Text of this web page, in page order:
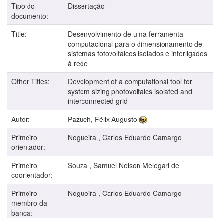
Tipo do
documento:
Dissertação
Title:
Desenvolvimento de uma ferramenta
computacional para o dimensionamento de
sistemas fotovoltaicos isolados e interligados
à rede
Other Titles:
Development of a computational tool for
system sizing photovoltaics isolated and
interconnected grid
Autor:
Pazuch, Félix Augusto
Primeiro
orientador:
Nogueira , Carlos Eduardo Camargo
Primeiro
coorientador:
Souza , Samuel Nelson Melegari de
Primeiro
membro da
banca:
Nogueira , Carlos Eduardo Camargo